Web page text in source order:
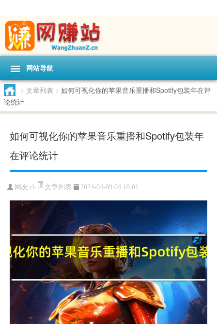
网站导航
> 文章列表 > 如何可视化你的苹果音乐重播和Spotify包装年在评
论统计
如何可视化你的苹果音乐重播和Spotify包装年
在评论统计
网友:rh 文章列表 2024-04-09 04:10:01